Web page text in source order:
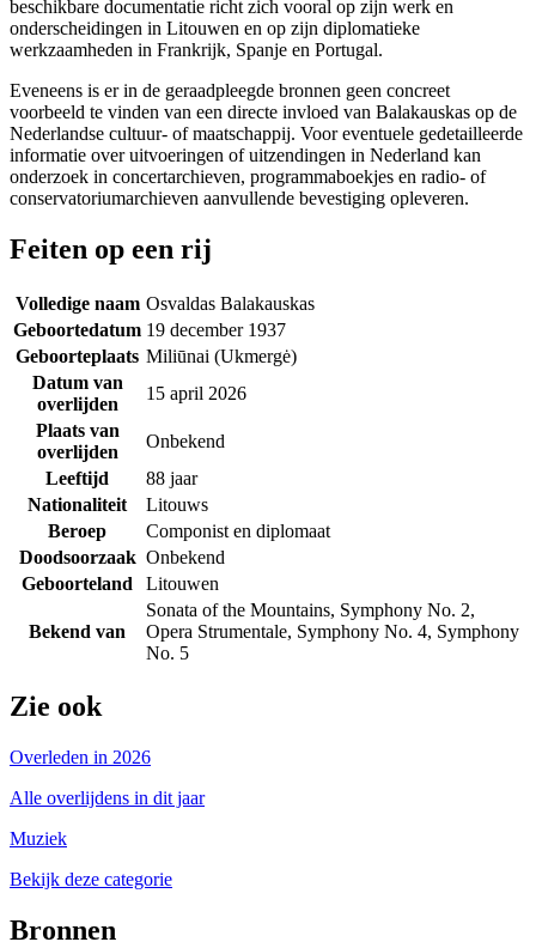
beschikbare documentatie richt zich vooral op zijn werk en
onderscheidingen in Litouwen en op zijn diplomatieke
werkzaamheden in Frankrijk, Spanje en Portugal.
Eveneens is er in de geraadpleegde bronnen geen concreet
voorbeeld te vinden van een directe invloed van Balakauskas op de
Nederlandse cultuur- of maatschappij. Voor eventuele gedetailleerde
informatie over uitvoeringen of uitzendingen in Nederland kan
onderzoek in concertarchieven, programmaboekjes en radio- of
conservatoriumarchieven aanvullende bevestiging opleveren.
Feiten op een rij
Volledige naam Osvaldas Balakauskas
Geboortedatum 19 december 1937
Geboorteplaats Miliūnai (Ukmergė)
Datum van
overlijden
15 april 2026
Plaats van
overlijden
Onbekend
Leeftijd
88 jaar
Nationaliteit
Litouws
Beroep
Componist en diplomaat
Doodsoorzaak Onbekend
Geboorteland
Litouwen
Bekend van
Sonata of the Mountains, Symphony No. 2,
Opera Strumentale, Symphony No. 4, Symphony
No. 5
Zie ook
Overleden in 2026
Alle overlijdens in dit jaar
Muziek
Bekijk deze categorie
Bronnen